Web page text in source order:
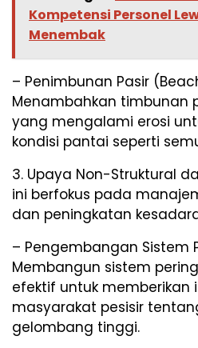
Kompetensi Personel
Menembak
– Penimbunan Pasir
Menambahkan timbunan
yang mengalami erosi
kondisi pantai seperti
3. Upaya Non-Struktural
ini berfokus pada
dan peningkatan
– Pengembangan Sistem
Membangun sistem
efektif untuk memberikan
masyarakat pesisir
gelombang tinggi.